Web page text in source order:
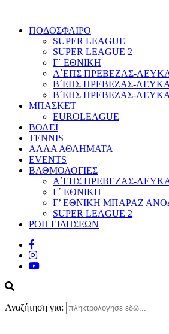
ΠΟΔΟΣΦΑΙΡΟ
SUPER LEAGUE
SUPER LEAGUE 2
Γ΄ ΕΘΝΙΚΗ
Α΄ΕΠΣ ΠΡΕΒΕΖΑΣ-
Β΄ΕΠΣ ΠΡΕΒΕΖΑΣ-
Β΄ΕΠΣ ΠΡΕΒΕΖΑΣ-
ΜΠΑΣΚΕΤ
EUROLEAGUE
ΒΟΛΕΪ
TENNIS
ΑΛΛΑ ΑΘΛΗΜΑΤΑ
EVENTS
ΒΑΘΜΟΛΟΓΙΕΣ
Α΄ΕΠΣ ΠΡΕΒΕΖΑΣ-
Γ΄ ΕΘΝΙΚΗ
Γ’ ΕΘΝΙΚΗ ΜΠΑΡΑΖ
SUPER LEAGUE 2
ΡΟΗ ΕΙΔΗΣΕΩΝ
Αναζήτηση για: